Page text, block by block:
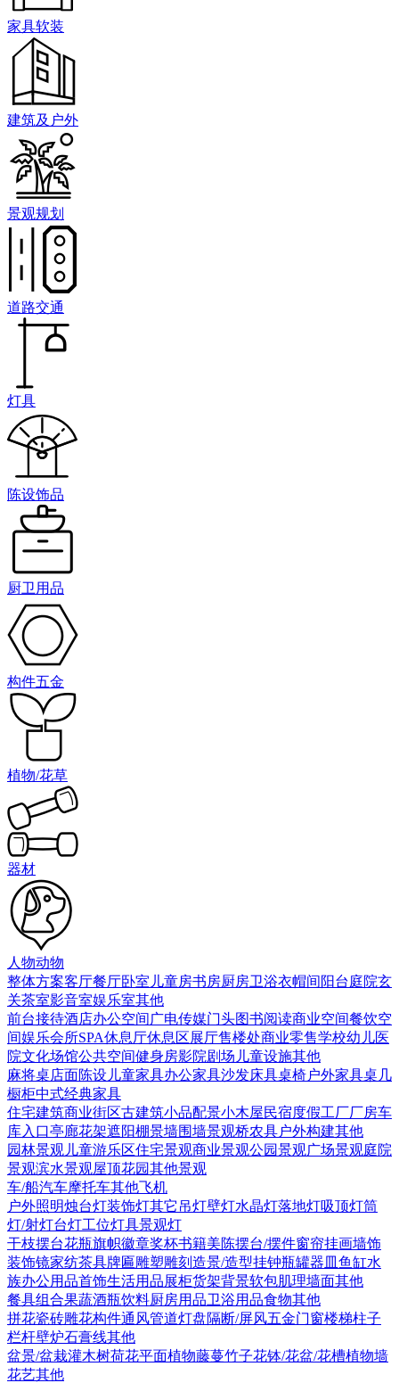
家具软装
建筑及户外
景观规划
道路交通
灯具
陈设饰品
厨卫用品
构件五金
植物/花草
器材
人物动物
整体方案客厅餐厅卧室 儿童房书房厨房卫浴衣帽间 阳台庭院玄
关茶室影音室娱乐室其他
前台接待酒店办公空间 广电传媒门头图书阅读商业空间餐饮空
间娱乐会所SPA休息厅休息区展厅售楼处商业零售学校幼儿医
院文化场馆公共空间健身房影院剧场 儿童设施其他
麻将桌店面陈设 儿童家具办公家具沙发床具桌椅户外家具桌几
橱柜中式经典家具
住宅建筑商业街区古建筑小品配景小木屋民宿度假工厂厂房车
库入口亭廊花架遮阳棚景墙围墙景观桥农具户外构建其他
园林景观 儿童游乐区住宅景观商业景观公园景观广场景观庭院
景观滨水景观屋顶花园其他景观
车/船汽车摩托车其他飞机
户外照明烛台灯装饰灯其它 吊灯壁灯水晶灯落地灯吸顶灯筒
灯/射灯台灯工位灯具景观灯
干枝摆台花瓶旗帜徽章奖杯书籍美陈摆台/摆件窗帘挂画墙饰
装饰镜家纺茶具牌匾雕塑雕刻 造景/造型挂钟瓶罐器皿 鱼缸水
族办公用品首饰生活用品展柜货架背景软包肌理墙面其他
餐具组合果蔬酒瓶饮料厨房用品卫浴用品食物其他
拼花瓷砖雕花构件通风管道灯盘隔断/屏风五金门窗楼梯柱子
栏杆壁炉石膏线其他
盆景/盆栽灌木树荷花平面植物藤蔓竹子花钵/花盆/花槽植物墙
花艺其他